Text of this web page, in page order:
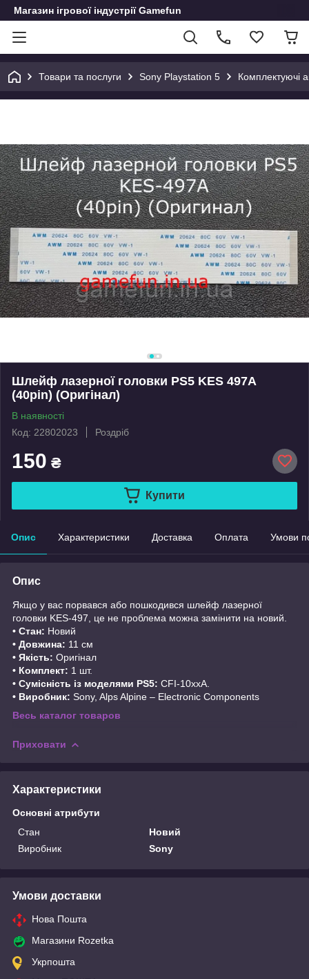
Магазин ігрової індустрії Gamefun
Товари та послуги Sony Playstation 5 Комплектуючі
Шлейф лазерної головки PS5 KES 497A
(40pin) (Оригінал)
В наявності
Код: 22802023
Роздріб
150 ₴
Купити
Опис Характеристики Доставка Оплата Умови
Опис
Якщо у вас порвався або пошкодився шлейф лазерної
головки KES-497, це не проблема можна замінити на новий.
• Стан: Новий
• Довжина: 11 см
• Якість: Оригінал
• Комплект: 1 шт.
• Сумісність із моделями PS5: CFI-10xxA.
• Виробник: Sony, Alps Alpine – Electronic Components
Весь каталог товаров
Приховати
Характеристики
Основні атрибути
Стан
Новий
Виробник
Sony
Умови доставки
Нова Пошта
Магазини Rozetka
Укрпошта